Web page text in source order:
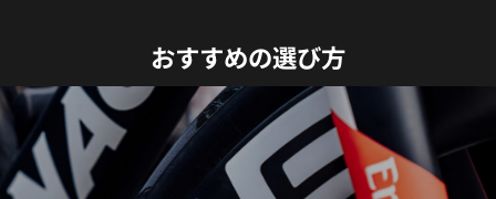
おすすめの選び方